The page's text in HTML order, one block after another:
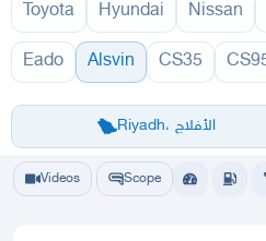
Toyota Hyundai Nissan
Eado Alsvin CS35
Riyadh، الأفلاج
Riyadh Eastern Region Jeddah
Videos Scope